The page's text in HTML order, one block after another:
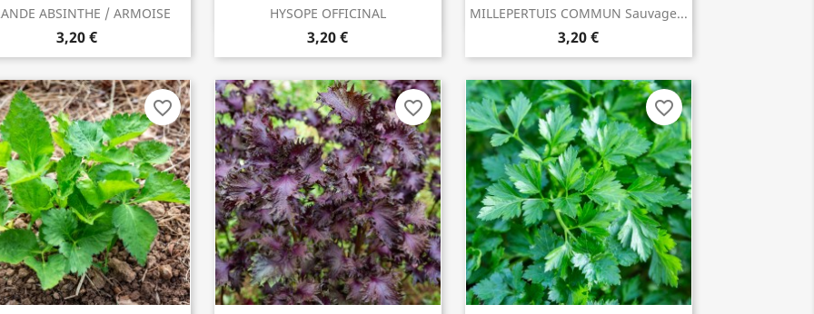
ABSINTHE / ARMOISE
3,20 €
INDISPONIBLE HYSOPE OFFICINAL
3,20 €
 ACHETER MILLEPERTUIS COMMUN Sauvage...
3,20 €
 ACHETER
favorite_border favorite_border favorite_border